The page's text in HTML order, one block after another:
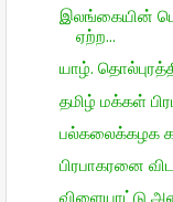
இலங்கையின்
ஏற்ற...
யாழ்.
தமிழ் மக்கள்
பல்கலைக்கழக
பிரபாகரனை
விளையாட்டு